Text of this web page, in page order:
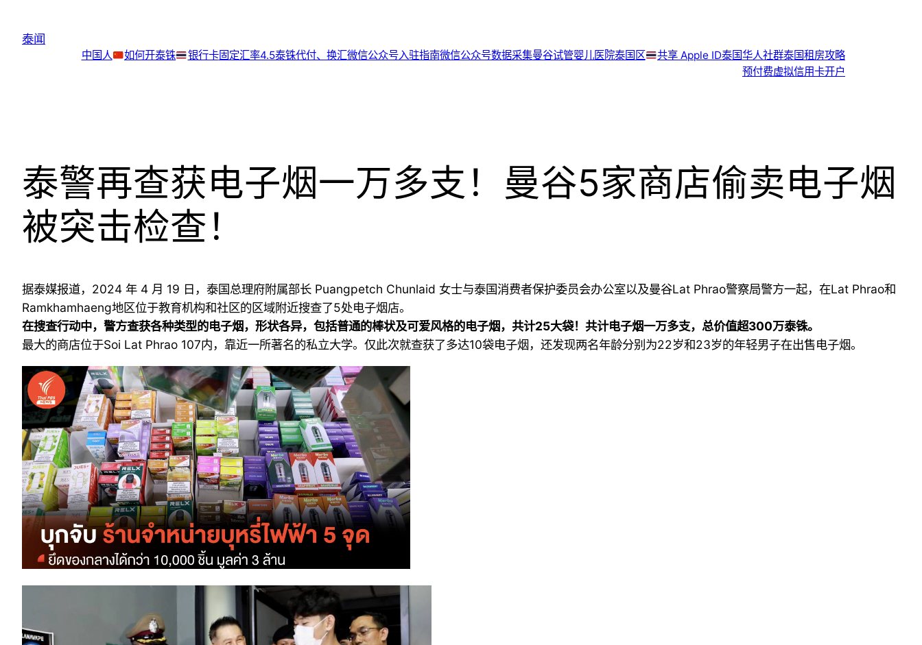
泰闻
中国人 如何开泰铢 银行卡固定汇率4.5泰铢代付、换汇微信公众号入驻指南微信公众号数据采集曼谷试管婴儿医院泰国区 共享 Apple ID泰国华人社群泰国租房攻略
预付费虚拟信用卡开户
泰警再查获电子烟一万多支！曼谷5家商店偷卖电子烟
被突击检查！
据泰媒报道，2024 年 4 月 19 日，泰国总理府附属部长 Puangpetch Chunlaid 女士与泰国消费者保护委员会办公室以及曼谷Lat Phrao警察局警方一起，在Lat Phrao和
Ramkhamhaeng地区位于教育机构和社区的区域附近搜查了5处电子烟店。
在搜查行动中，警方查获各种类型的电子烟，形状各异，包括普通的棒状及可爱风格的电子烟，共计25大袋！共计电子烟一万多支，总价值超300万泰铢。
最大的商店位于Soi Lat Phrao 107内，靠近一所著名的私立大学。仅此次就查获了多达10袋电子烟，还发现两名年龄分别为22岁和23岁的年轻男子在出售电子烟。